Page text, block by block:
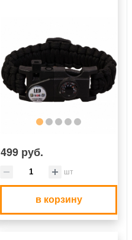
499 руб.
шт
в корзину